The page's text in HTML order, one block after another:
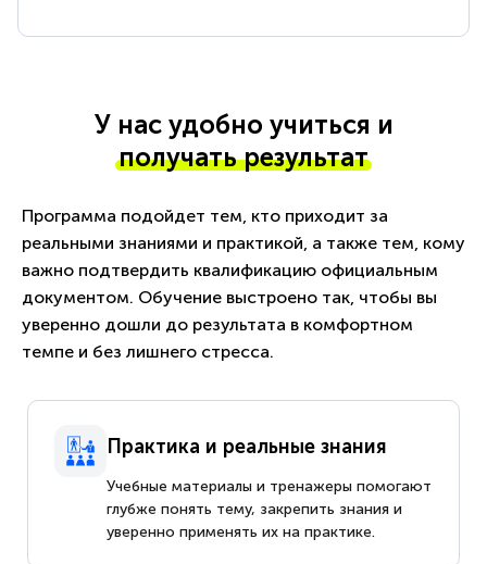
У нас удобно учиться и
получать результат
Программа подойдет тем, кто приходит за
реальными знаниями и практикой, а также тем, кому
важно подтвердить квалификацию официальным
документом. Обучение выстроено так, чтобы вы
уверенно дошли до результата в комфортном
темпе и без лишнего стресса.
Практика и реальные знания
Учебные материалы и тренажеры помогают
глубже понять тему, закрепить знания и
уверенно применять их на практике.